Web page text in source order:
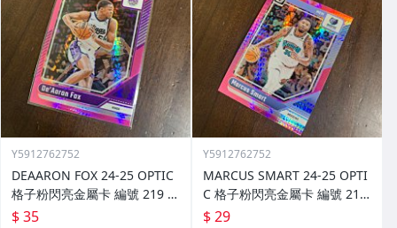
Y5912762752
DEAARON FOX 24-25 OPTIC
格子粉閃亮金屬卡 編號 219 前
後圖
$ 35
Y5912762752
MARCUS SMART 24-25 OPTI
C 格子粉閃亮金屬卡 編號 213
前後圖
$ 29